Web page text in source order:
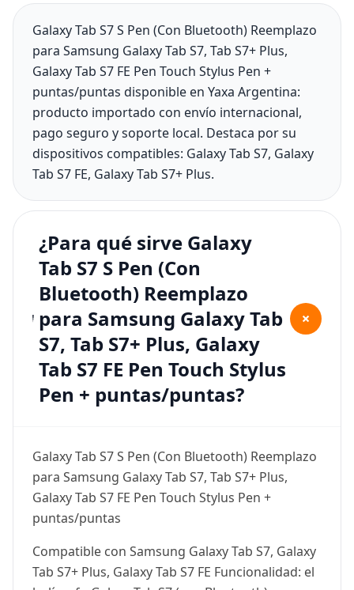
Galaxy Tab S7 S Pen (Con Bluetooth) Reemplazo
para Samsung Galaxy Tab S7, Tab S7+ Plus,
Galaxy Tab S7 FE Pen Touch Stylus Pen +
puntas/puntas disponible en Yaxa Argentina:
producto importado con envío internacional,
pago seguro y soporte local. Destaca por su
dispositivos compatibles: Galaxy Tab S7, Galaxy
Tab S7 FE, Galaxy Tab S7+ Plus.
¿Para qué sirve Galaxy
Tab S7 S Pen (Con
Bluetooth) Reemplazo
para Samsung Galaxy Tab
S7, Tab S7+ Plus, Galaxy
Tab S7 FE Pen Touch Stylus
Pen + puntas/puntas?
+
Galaxy Tab S7 S Pen (Con Bluetooth) Reemplazo
para Samsung Galaxy Tab S7, Tab S7+ Plus,
Galaxy Tab S7 FE Pen Touch Stylus Pen +
puntas/puntas
Compatible con Samsung Galaxy Tab S7, Galaxy
Tab S7+ Plus, Galaxy Tab S7 FE Funcionalidad: el